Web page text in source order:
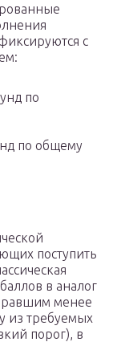
с
по
по общему
поступить
в аналог
менее
из требуемых
порог), в